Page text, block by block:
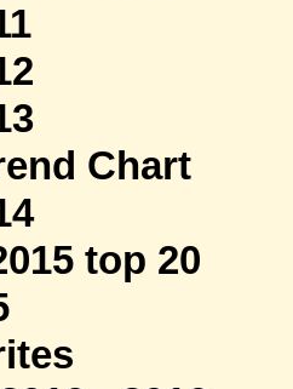
Chart
top 20